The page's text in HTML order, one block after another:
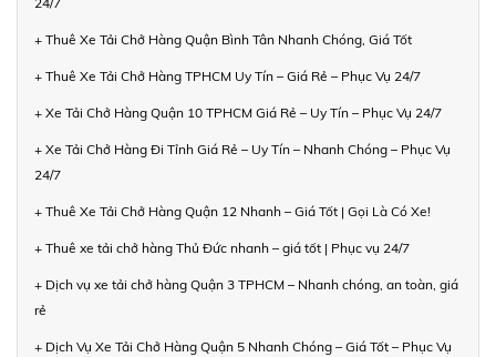
+ Thuê Xe Tải Chở Hàng Quận Bình Tân Nhanh Chóng, Giá Tốt
+ Thuê Xe Tải Chở Hàng TPHCM Uy Tín – Giá Rẻ – Phục Vụ 24/7
+ Xe Tải Chở Hàng Quận 10 TPHCM Giá Rẻ – Uy Tín – Phục Vụ 24/7
+ Xe Tải Chở Hàng Đi Tỉnh Giá Rẻ – Uy Tín – Nhanh Chóng – Phục Vụ
24/7
+ Thuê Xe Tải Chở Hàng Quận 12 Nhanh – Giá Tốt | Gọi Là Có Xe!
+ Thuê xe tải chở hàng Thủ Đức nhanh – giá tốt | Phục vụ 24/7
+ Dịch vụ xe tải chở hàng Quận 3 TPHCM – Nhanh chóng, an toàn, giá
rẻ
+ Dịch Vụ Xe Tải Chở Hàng Quận 5 Nhanh Chóng – Giá Tốt – Phục Vụ